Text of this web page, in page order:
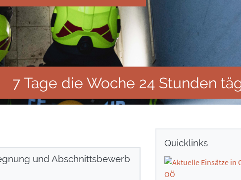
7 Tage die Woche 24 Stunden
und Abschnittsbewerb
Quicklinks
OÖ